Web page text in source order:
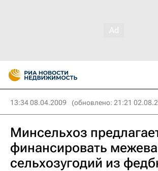
13:34 08.04.2009 (обновлено: 21:21
Минсельхоз
финансировать
сельхозугодий из